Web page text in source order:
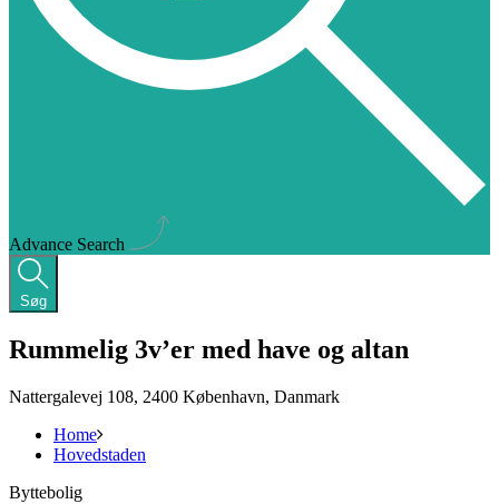
Advance Search
Søg
Rummelig 3v’er med have og altan
Nattergalevej 108, 2400 København, Danmark
Home
Hovedstaden
Byttebolig